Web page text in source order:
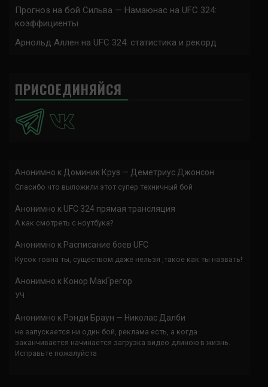
Прогноз на бой Сильва — Намаюнас на UFC 324:
коэффициенты
Арнольд Аллен на UFC 324: статистика и рекорд
ПРИСОЕДИНЯЙСЯ
Анонимно к Доминик Круз — Деметриус Джонсон
Спасибо что выложили этот супер техничный бой
Анонимно к UFC 324 прямая трансляция
А как смотреть с ноутбука?
Анонимно к Расписание боев UFC
Кусок говна ты, существом даже нельзя ,такое как ты назвать!
Анонимно к Конор МакГрегор
УЧ
Анонимно к Рэнди Браун — Николас Далби
не запускается ни один бой, реклама есть, а когда
заканчивается начинается загрузка видео длиною в жизнь.
Исправьте пожалуйста